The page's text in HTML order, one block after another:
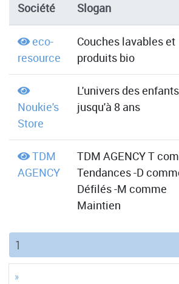
Société Slogan
eco-
resource
Couches lavables et
produits bio
Noukie's
Store
L'univers des enfants
jusqu'à 8 ans
TDM
AGENCY
TDM AGENCY T
Tendances -D
Défilés -M comme
Maintien
1
»